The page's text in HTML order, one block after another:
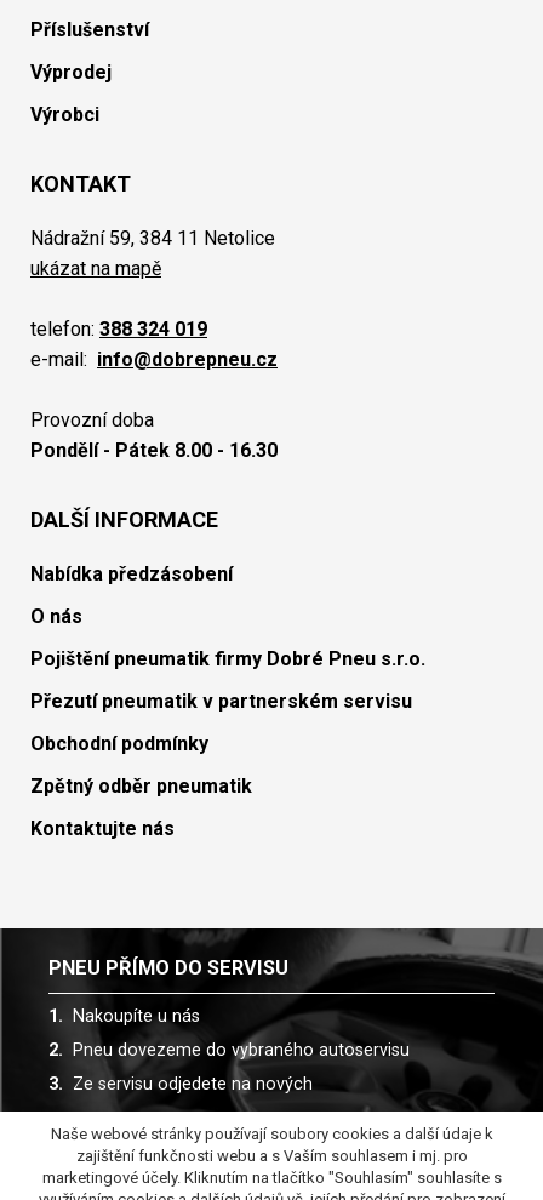
Příslušenství
Výprodej
Výrobci
KONTAKT
Nádražní 59, 384 11 Netolice
ukázat na mapě
telefon: 388 324 019
e-mail: info@dobrepneu.cz
Provozní doba
Pondělí - Pátek 8.00 - 16.30
DALŠÍ INFORMACE
Nabídka předzásobení
O nás
Pojištění pneumatik firmy Dobré Pneu s.r.o.
Přezutí pneumatik v partnerském servisu
Obchodní podmínky
Zpětný odběr pneumatik
Kontaktujte nás
PNEU PŘÍMO DO SERVISU
Nakoupíte u nás
Pneu dovezeme do vybraného autoservisu
Ze servisu odjedete na nových
Spolupracujeme s více než 30 autoservisy
Naše webové stránky používají soubory cookies a další údaje k
zajištění funkčnosti webu a s Vaším souhlasem i mj. pro
marketingové účely. Kliknutím na tlačítko "Souhlasím" souhlasíte s